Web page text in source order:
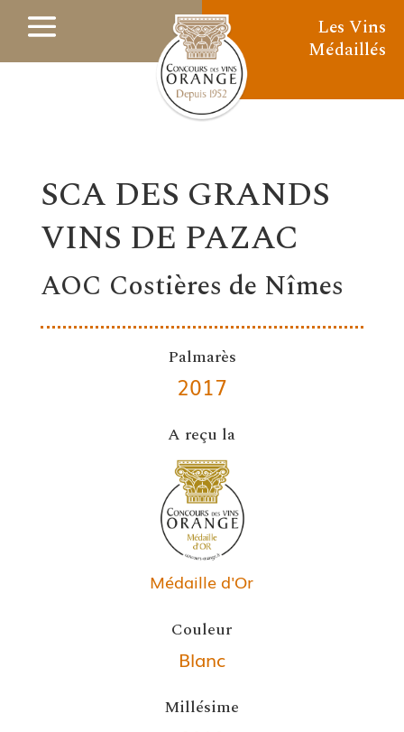
Les Vins
Médaillés
SCA DES GRANDS
VINS DE PAZAC
AOC Costières de Nîmes
Palmarès
2017
A reçu la
Médaille d'Or
Couleur
Blanc
Millésime